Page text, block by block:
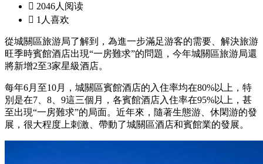
 2046人阅读
 1人喜欢
從城關區旅游局了解到，為進一步滿足游客的需要、解決旅游
旺季時賓館酒店出現“一房難求”的問題，今年城關區旅游局還
將新增2至3家星級酒店。
每年6月至10月，城關區賓館酒店的入住率均在80%以上，特
別是在7、8、9這三個月，各賓館酒店入住率在95%以上，甚
至出現“一房難求”的局面。近年來，隨著生態游、休閑游的發
展，很大程度上刺激、帶動了城關區酒店和賓館業的發展。